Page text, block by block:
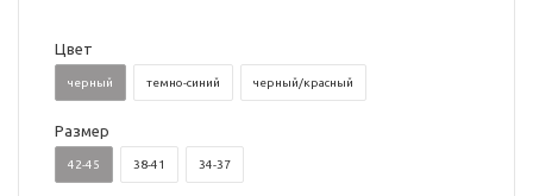
Цвет
черный темно-синий черный/красный
Размер
42-45 38-41 34-37